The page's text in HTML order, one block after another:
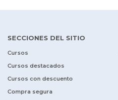
SECCIONES DEL SITIO
Cursos
Cursos destacados
Cursos con descuento
Compra segura